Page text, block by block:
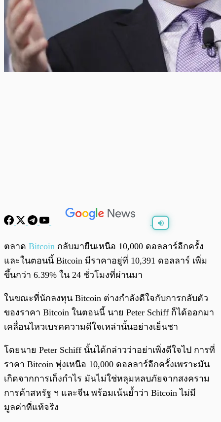
0:00/ 0:00
ตลาด Bitcoin กลับมายืนเหนือ 10,000 ดอลลาร์อีกครั้ง
และในตอนนี้ Bitcoin มีราคาอยู่ที่ 10,391 ดอลลาร์ เพิ่ม
ขึ้นกว่า 6.39% ใน 24 ชั่วโมงที่ผ่านมา
ในขณะที่นักลงทุน Bitcoin ต่างกำลังดีใจกับการกลับตัว
ของราคา Bitcoin ในตอนนี้ นาย Peter Schiff ก็ได้ออกมา
เคลื่อนไหวเบรคความดีใจเหล่านั้นอย่างเย็นชา
โดยนาย Peter Schiff นั้นได้กล่าวว่าอย่าเพิ่งดีใจไป การที่
ราคา Bitcoin พุ่งเหนือ 10,000 ดอลลาร์อีกครั้งเพราะมัน
เกิดจากการเก็งกำไร มันไม่ใช่หลุมหลบภัยจากสงคราม
การค้าสหรัฐ ฯ และจีน พร้อมเน้นย้ำว่า Bitcoin ไม่มี
มูลค่าที่แท้จริง